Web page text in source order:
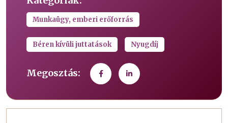
Munkaügy, emberi erőforrás
Béren kívüli juttatások Nyugdíj
Megosztás: